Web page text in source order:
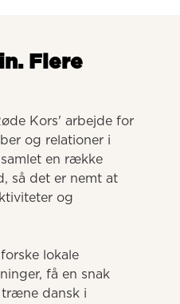
Flere
Kors' arbejde for
og relationer i
en række
så det er nemt at
og
lokale
få en snak
træne dansk i